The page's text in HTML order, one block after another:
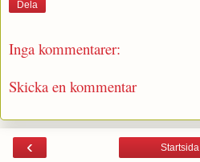
Dela
Inga kommentarer:
Skicka en kommentar
‹ Startsida